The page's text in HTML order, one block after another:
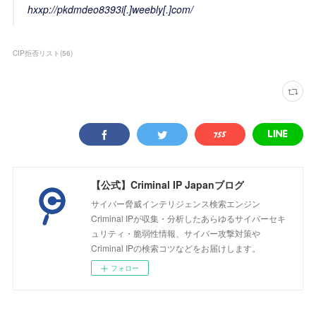
hxxp://pkdmdeo8393i[.]weebly[.]com/
CIP拒否リスト (56)
【公式】Criminal IP Japanブログ
サイバー脅威インテリジェンス検索エンジン
Criminal IPが収集・分析したあらゆるサイバーセキ
ュリティ・脆弱性情報、サイバー攻撃対策や
Criminal IPの検索コツなどをお届けします。
フォロー